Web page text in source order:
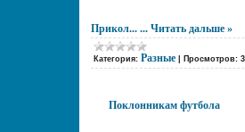
Прикол... ... Читать дальше »
Категория: Разные Просмотров:
Поклонникам футбола